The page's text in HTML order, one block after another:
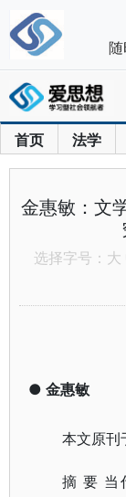
首页 法学
金惠敏：文
选择字号： 大
● 金惠敏
本文原刊
摘 要 当